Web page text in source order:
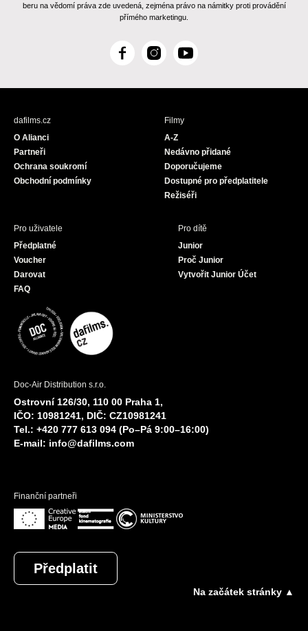
beru na vědomí práva zde uvedená, zejména právo na námitky proti provádění
přímého marketingu.
F
c
I
s
Y
u
dafilms.cz
O Alianci
Partneři
Ochrana soukromí
Obchodní podmínky
Filmy
A-Z
Nedávno přidané
Doporučujeme
Dostupné pro předplatitele
Režiséři
Pro uživatele
Předplatné
Voucher
Darovat
FAQ
Pro dítě
Junior
Proč Junior
Vytvořit Junior Účet
Doc-Air Distribution s.r.o.
Ostrovní 126/30, 110 00 Praha 1,
IČO: 10981241, DIČ: CZ10981241
Tel.: +420 777 613 094 (Po–Pá 9:00–16:00)
E-mail: info@dafilms.com
Finanční partneři
Předplatit
Na začátek stránky ▲